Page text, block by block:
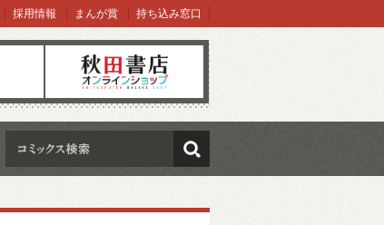
オンラインショップ
採用情報 まんが賞 持ち込み窓口
検索